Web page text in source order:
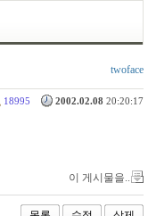
twoface
2002.02.08 20:20:17
18995
이 게시물을..